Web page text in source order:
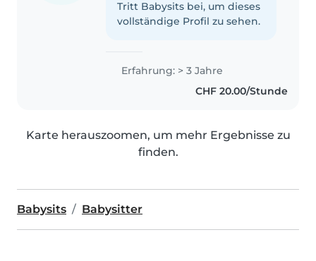
Tritt Babysits bei, um dieses
vollständige Profil zu sehen.
Erfahrung: > 3 Jahre
CHF 20.00/Stunde
Karte herauszoomen, um mehr Ergebnisse zu
finden.
Babysits Babysitter